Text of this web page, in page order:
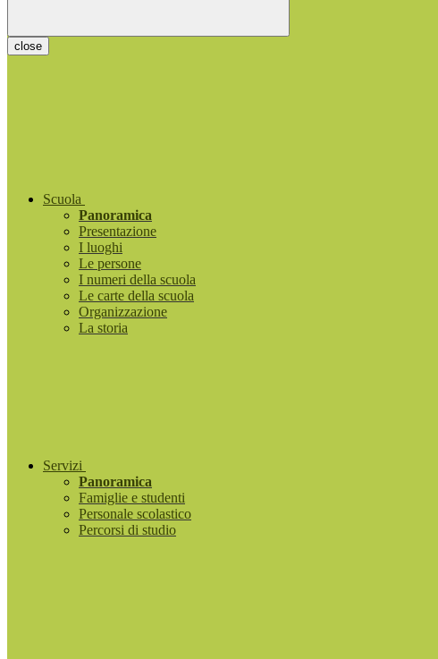
close
Scuola
Panoramica
Presentazione
I luoghi
Le persone
I numeri della scuola
Le carte della scuola
Organizzazione
La storia
Servizi
Panoramica
Famiglie e studenti
Personale scolastico
Percorsi di studio